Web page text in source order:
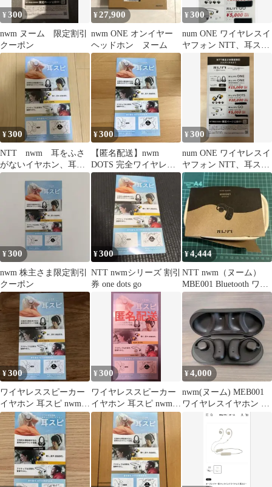
¥300
nwm ヌーム 限定割引
クーポン
¥27,900
nwm ONE オンイヤー
ヘッドホン ヌーム
¥300
num ONE ワイヤレスイ
ヤフォン NTT、耳スピ
限定割引券 イヤホン
¥300
NTT nwm 耳をふさ
がないイヤホン、耳ス
ピ 限定割引券
¥300
【匿名配送】nwm
DOTS 完全ワイヤレス
イヤホン 特別割引
株主優待
¥300
num ONE ワイヤレスイ
ヤフォン NTT、耳スピ
限定割引券
¥300
nwm 株主さま限定割引
クーポン
¥300
NTT nwmシリーズ 割引
券 one dots go
¥4,444
NTT nwm（ヌーム）
MBE001 Bluetooth ワイ
ヤレスイヤホン
¥300
ワイヤレススピーカー
イヤホン 耳スピ nwm
sonority チラ NTT
¥300
ワイヤレススピーカー
イヤホン 耳スピ nwm
sonority チラ NTT
¥4,000
nwm(ヌーム) MEB001
ワイヤレスイヤホン ブ
ラック